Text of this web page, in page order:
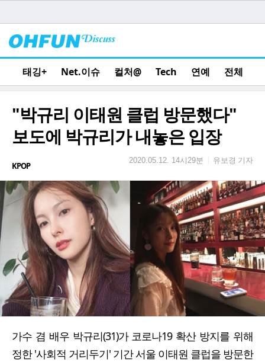
태깅+ Net.이슈 컬처@ Tech 연예 전체
"박규리 이태원 클럽 방문했다"
보도에 박규리가 내놓은 입장
KPOP
2020.05.12. 14시29분 유보경 기자
가수 겸 배우 박규리(31)가 코로나19 확산 방지를 위해
정한 '사회적 거리두기' 기간 서울 이태원 클럽을 방문한